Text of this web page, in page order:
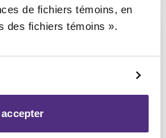
de fichiers témoins, en
des fichiers témoins ».
Milot
PAIR, SAI